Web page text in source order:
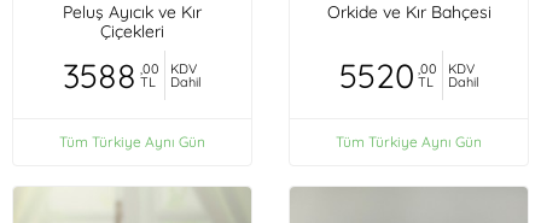
Peluş Ayıcık ve Kır
Çiçekleri
3588 ,00
TL
KDV
Dahil
Tüm Türkiye Aynı Gün
Orkide ve Kır Bahçesi
5520 ,00
TL
KDV
Dahil
Tüm Türkiye Aynı Gün